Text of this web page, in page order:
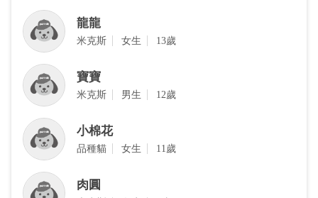
龍龍
‎米克斯 女生 13歲
寶寶
‎米克斯 男生 12歲
小棉花
品種貓 女生 11歲
肉圓